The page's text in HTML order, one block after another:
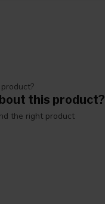
this product?
the right product